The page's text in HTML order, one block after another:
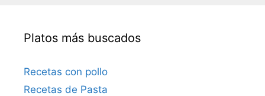
Platos más buscados
Recetas con pollo
Recetas de Pasta